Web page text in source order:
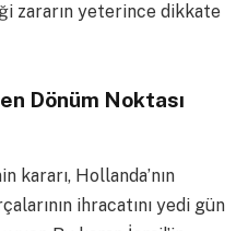
zararın yeterince dikkate
Dönüm Noktası
kararı, Hollanda’nın
ihracatını yedi gün